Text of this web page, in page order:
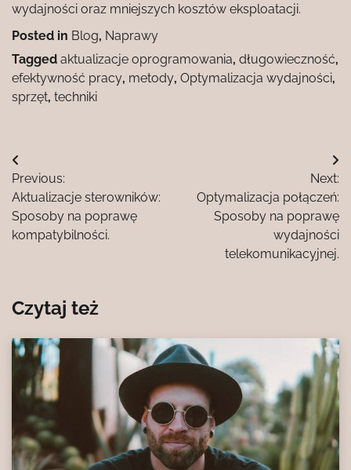
wydajności oraz mniejszych kosztów eksploatacji.
Posted in Blog, Naprawy
Tagged aktualizacje oprogramowania, długowieczność,
efektywność pracy, metody, Optymalizacja wydajności,
sprzęt, techniki
Nawigacja
wpisu
Previous:
Aktualizacje sterowników:
Sposoby na poprawę
kompatybilności.
Next:
Optymalizacja połączeń:
Sposoby na poprawę
wydajności
telekomunikacyjnej.
Czytaj też